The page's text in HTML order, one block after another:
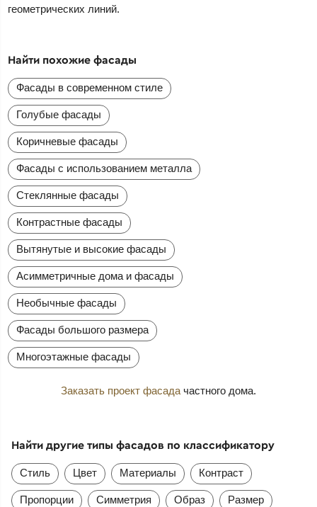
геометрических линий.
Найти похожие фасады
Фасады в современном стиле
Голубые фасады
Коричневые фасады
Фасады с использованием металла
Стеклянные фасады
Контрастные фасады
Вытянутые и высокие фасады
Асимметричные дома и фасады
Необычные фасады
Фасады большого размера
Многоэтажные фасады
Заказать проект фасада частного дома.
Найти другие типы фасадов по классификатору
Стиль Цвет Материалы Контраст
Пропорции Симметрия Образ Размер